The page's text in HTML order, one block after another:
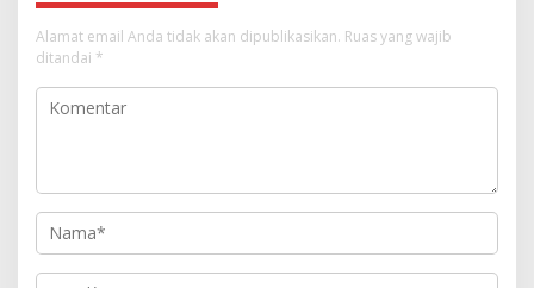
Alamat email Anda tidak akan dipublikasikan. Ruas yang wajib
ditandai *